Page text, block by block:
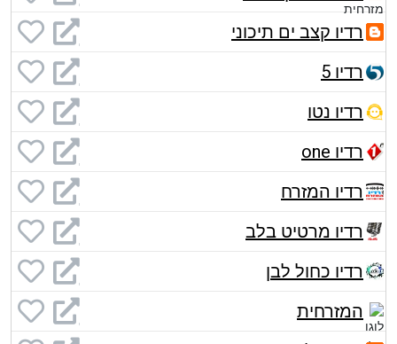
רדיו קצב ים תיכוני
רדיו 5
רדיו נטו
רדיו one
רדיו המזרח
רדיו מרטיט בלב
רדיו כחול לבן
המזרחית